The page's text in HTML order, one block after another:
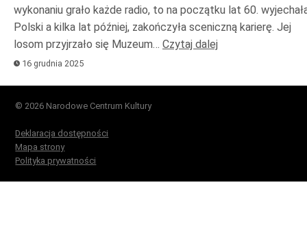
wykonaniu grało każde radio, to na początku lat 60.
Polski a kilka lat później, zakończyła sceniczną karierę. Jej
losom przyjrzało się Muzeum… Czytaj dalej
16 grudnia 2025
© 2026 Narodowe Centrum Kultury
Deklaracja dostępności
Mapa strony
Polityka prywatności